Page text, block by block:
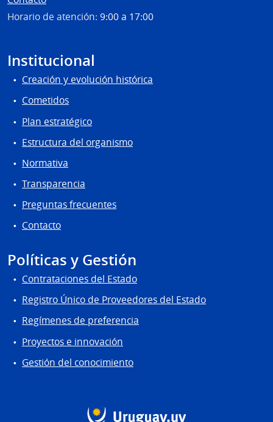
Horario de atención: 9:00 a 17:00
Institucional
Creación y evolución histórica
Cometidos
Plan estratégico
Estructura del organismo
Normativa
Transparencia
Preguntas frecuentes
Contacto
Políticas y Gestión
Contrataciones del Estado
Registro Único de Proveedores del Estado
Regímenes de preferencia
Proyectos e innovación
Gestión del conocimiento